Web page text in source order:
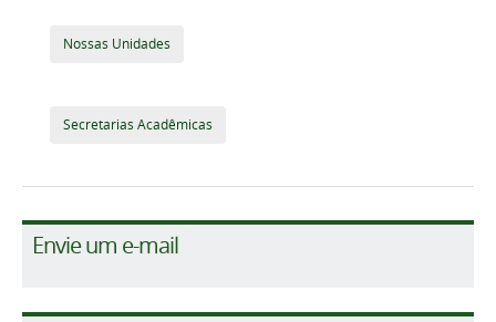
Nossas Unidades
Secretarias Acadêmicas
Envie um e-mail